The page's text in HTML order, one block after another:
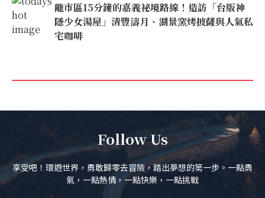
離市區15分鐘的嘉義祕境路線！造訪「台版神
隱少女湯屋」清豐濤月、湖景窯烤披薩與人氣私
宅咖啡
Follow Us
享受吧！環遊世界，勇敢歸零去冒險，踏出夢想的第一步。一點勇
氣，一點熱情，一點快樂，一點挑戰